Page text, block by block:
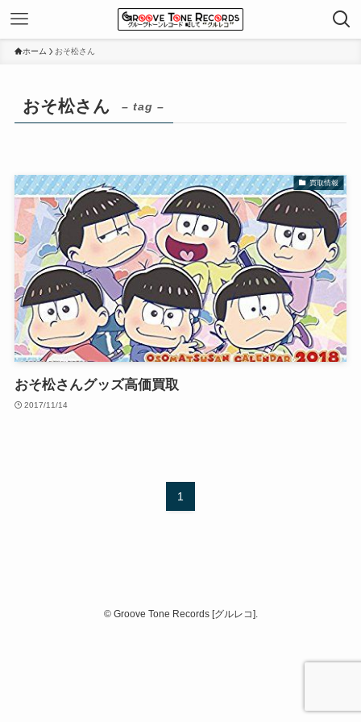
ホーム おそ松さん
おそ松さん – tag –
買取情報
おそ松さんグッズ高価買取
2017/11/14
1
©Groove Tone Records [グルレコ].